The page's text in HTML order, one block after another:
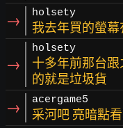
→ holsety
我去年買的螢
→
holsety
十多年前那台
的就是垃圾貨
→ acergame5
采河吧 亮暗點